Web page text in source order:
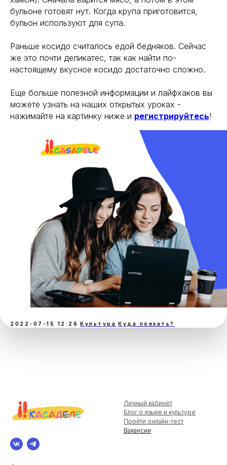
бульоне готовят нут. Когда крупа приготовится,
бульон используют для супа.
Раньше косидо считалось едой бедняков. Сейчас
же это почти деликатес, так как найти по-
настоящему вкусное косидо достаточно сложно.
Еще больше полезной информации и лайфхаков вы
можете узнать на наших открытых уроках -
нажимайте на картинку ниже и регистрируйтесь!
2022-07-15 12:26 Культура Куда поехать?
Личный кабинет
Блог о языке и культуре
Пройти онлайн-тест
Вакансии